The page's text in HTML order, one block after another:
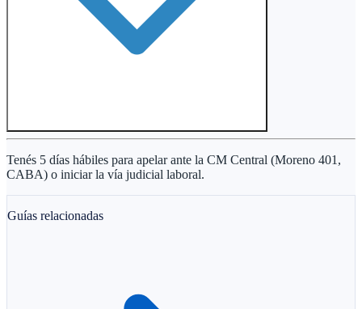
Tenés 5 días hábiles para apelar ante la CM Central (Moreno 401,
CABA) o iniciar la vía judicial laboral.
Guías relacionadas